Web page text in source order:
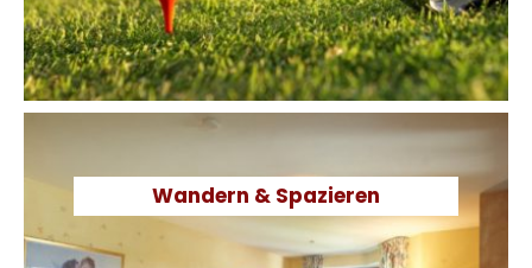
Wandern & Spazieren
WANDERN & SPAZIEREN